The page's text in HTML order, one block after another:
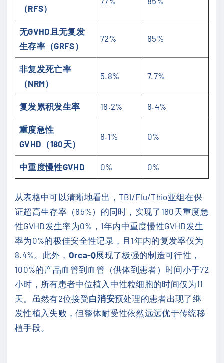
（RFS）
无GVHD且无复发
生存率（GRFS）
72% 85%
非复发死亡率
（NRM）
5.8% 7.7%
复发累积发生率 18.2% 8.4%
重度急性
GVHD（180天）
8.1% 0%
中重度慢性GVHD 0% 0%
从表格中可以清晰地看出，TBI/Flu/Thio亚组在保
证超高生存率（85%）的同时，实现了180天重度急
性GVHD发生率为0%，1年内中重度慢性GVHD发生
率为0%的极佳安全性记录，且1年内的复发率仅为
8.4%。此外， Orca-Q展现了极强的制造可行性，
100%的产品血管到血管（供体到患者）时间小于72
小时，所有患者中位植入中性粒细胞的时间仅为11
天。虽然有2位接受白消安预处理的患者出现了继
发性植入失败，但整体耐受性依然远远优于传统移
植手段。